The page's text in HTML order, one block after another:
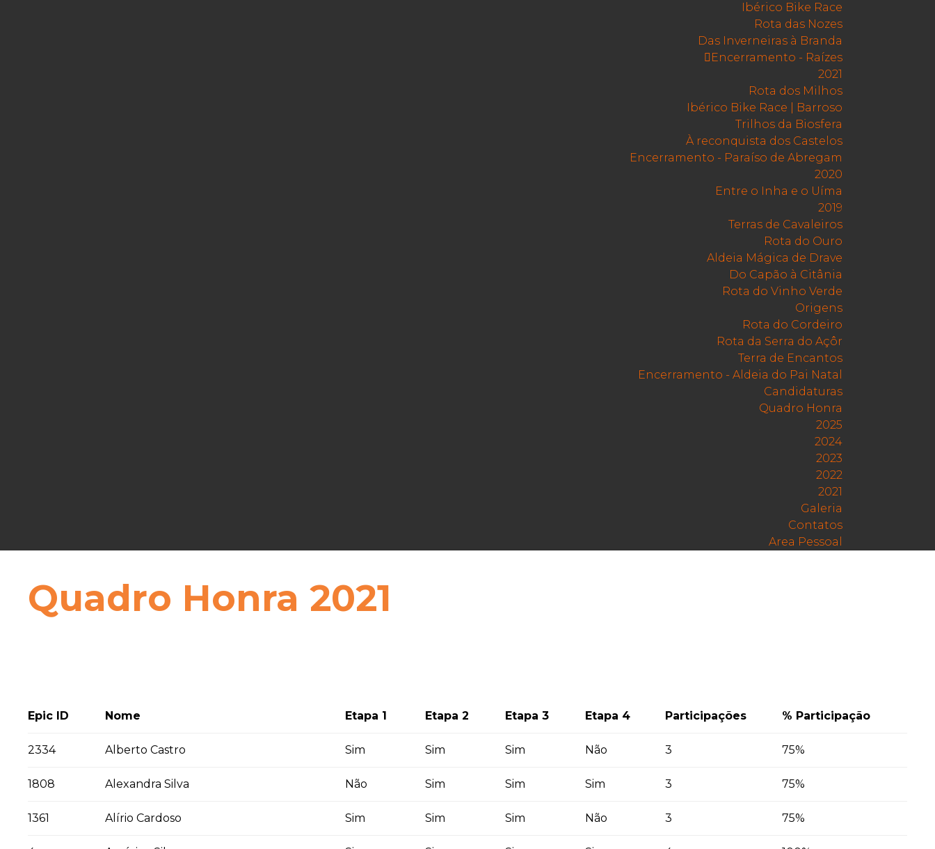
Ibérico Bike Race
Rota das Nozes
Das Inverneiras à Branda
Encerramento - Raízes
2021
Rota dos Milhos
Ibérico Bike Race | Barroso
Trilhos da Biosfera
À reconquista dos Castelos
Encerramento - Paraíso de Abregam
2020
Entre o Inha e o Uíma
2019
Terras de Cavaleiros
Rota do Ouro
Aldeia Mágica de Drave
Do Capão à Citânia
Rota do Vinho Verde
Origens
Rota do Cordeiro
Rota da Serra do Açôr
Terra de Encantos
Encerramento - Aldeia do Pai Natal
Candidaturas
Quadro Honra
2025
2024
2023
2022
2021
Galeria
Contatos
Area Pessoal
Quadro Honra 2021
Epic ID Nome Etapa 1 Etapa 2 Etapa 3 Etapa 4 Participações % Participação
2334 Alberto Castro Sim Sim Sim Não 3 75%
1808 Alexandra Silva Não Sim Sim Sim 3 75%
1361 Alírio Cardoso Sim Sim Sim Não 3 75%